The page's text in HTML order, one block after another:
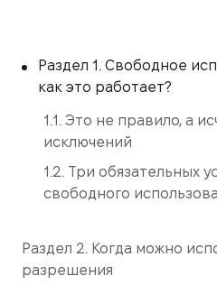
Раздел 1. Свободное
как это работает?
1.1. Это не правило, а
исключений
1.2. Три обязательных
свободного
Раздел 2. Когда можно
разрешения